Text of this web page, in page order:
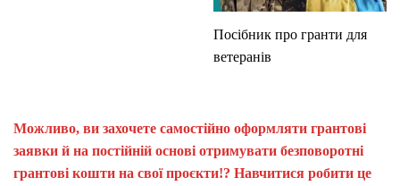
Посібник про гранти для
ветеранів
Можливо, ви захочете самостійно оформляти грантові
заявки й на постійній основі отримувати безповоротні
грантові кошти на свої проєкти!? Навчитися робити це